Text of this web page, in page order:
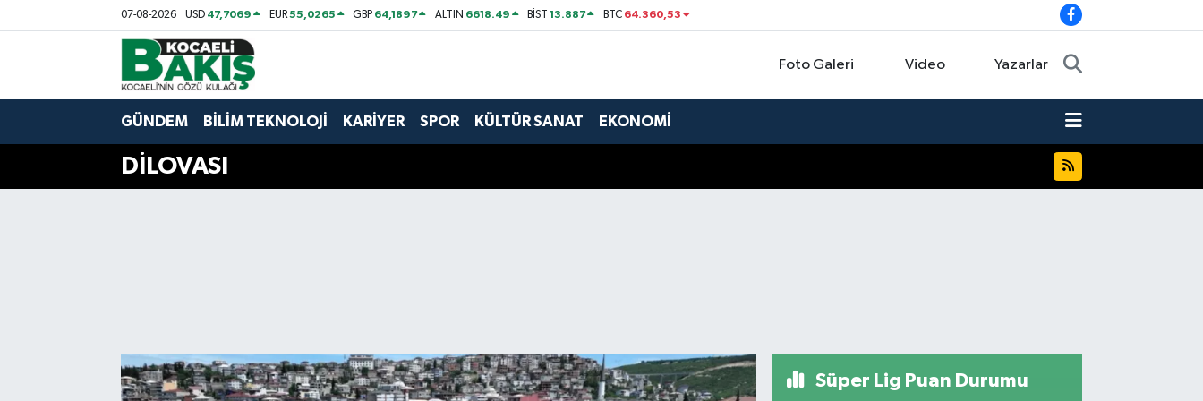
07-08-2026 USD 47,7069 EUR55,0265 GBP 64,1897 ALTIN 6618.49 BİST13.887 BTC 64.360,53
Foto Galeri Video Yazarlar
GÜNDEM BİLİM TEKNOLOJİ KARİYER SPOR KÜLTÜR SANAT EKONOMİ
DİLOVASI
Süper Lig Puan Durumu
Kocaeli Nöbetçi Eczaneler
Kocaeli Hava Durumu
Kocaeli Trafik Yoğunluk Haritası